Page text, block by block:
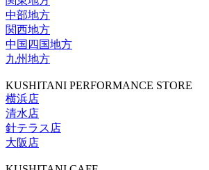
中部地方
関西地方
中国四国地方
九州地方
KUSHITANI PERFORMANCE STORE
横浜店
清水店
針テラス店
大阪店